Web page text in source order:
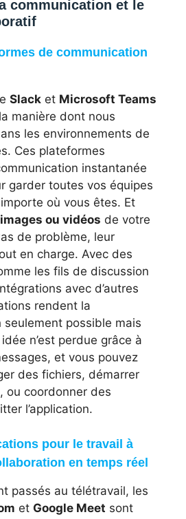
communication et le
de communication
Slack et Microsoft Teams
manière dont nous
les environnements de
Ces plateformes
instantanée
garder toutes vos équipes
où vous êtes. Et
ou vidéos de votre
de problème, leur
en charge. Avec des
les fils de discussion
avec d’autres
rendent la
seulement possible mais
n’est perdue grâce à
et vous pouvez
des fichiers, démarrer
ou coordonner des
l’application.
pour le travail à
en temps réel
passés au télétravail, les
et Google Meet sont